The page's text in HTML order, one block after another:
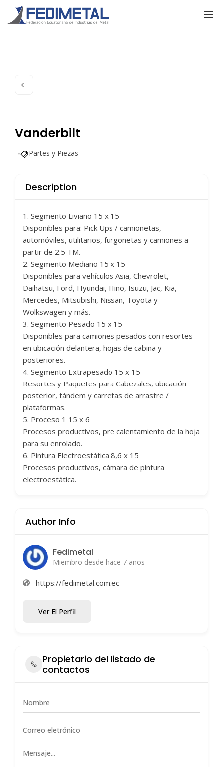
Vanderbilt
Partes y Piezas
Description
1. Segmento Liviano 15 x 15
Disponibles para: Pick Ups / camionetas,
automóviles, utilitarios, furgonetas y camiones a
partir de 2.5 TM.
2. Segmento Mediano 15 x 15
Disponibles para vehículos Asia, Chevrolet,
Daihatsu, Ford, Hyundai, Hino, Isuzu, Jac, Kia,
Mercedes, Mitsubishi, Nissan, Toyota y
Wolkswagen y más.
3. Segmento Pesado 15 x 15
Disponibles para camiones pesados con resortes
en ubicación delantera, hojas de cabina y
posteriores.
4. Segmento Extrapesado 15 x 15
Resortes y Paquetes para Cabezales, ubicación
posterior, tándem y carretas de arrastre /
plataformas.
5. Proceso 1 15 x 6
Procesos productivos, pre calentamiento de la hoja
para su enrolado.
6. Pintura Electroestática 8,6 x 15
Procesos productivos, cámara de pintura
electroestática.
Author Info
Fedimetal
Miembro desde hace 7 años
https://fedimetal.com.ec
Ver El Perfil
Propietario del listado de
contactos